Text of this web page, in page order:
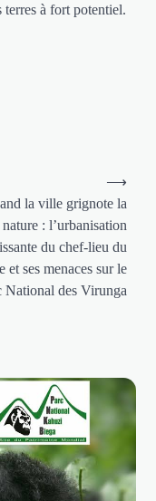
terres à fort potentiel.
la ville grignote la
nature : l’urbanisation
du chef-lieu du
et ses menaces sur le
National des Virunga
⟶